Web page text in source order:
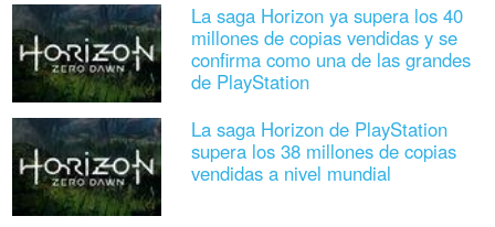
La saga Horizon ya supera los 40
millones de copias vendidas y se
confirma como una de las grandes
de PlayStation
La saga Horizon de PlayStation
supera los 38 millones de copias
vendidas a nivel mundial